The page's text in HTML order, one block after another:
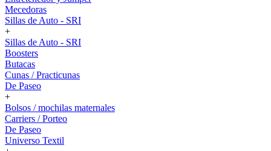
Mecedoras
Sillas de Auto - SRI
+
Sillas de Auto - SRI
Boosters
Butacas
Cunas / Practicunas
De Paseo
+
Bolsos / mochilas maternales
Carriers / Porteo
De Paseo
Universo Textil